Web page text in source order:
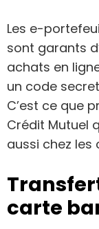
Les e-
sont garants
achats en
un code
C’est ce que
Crédit Mutuel
aussi chez
carte